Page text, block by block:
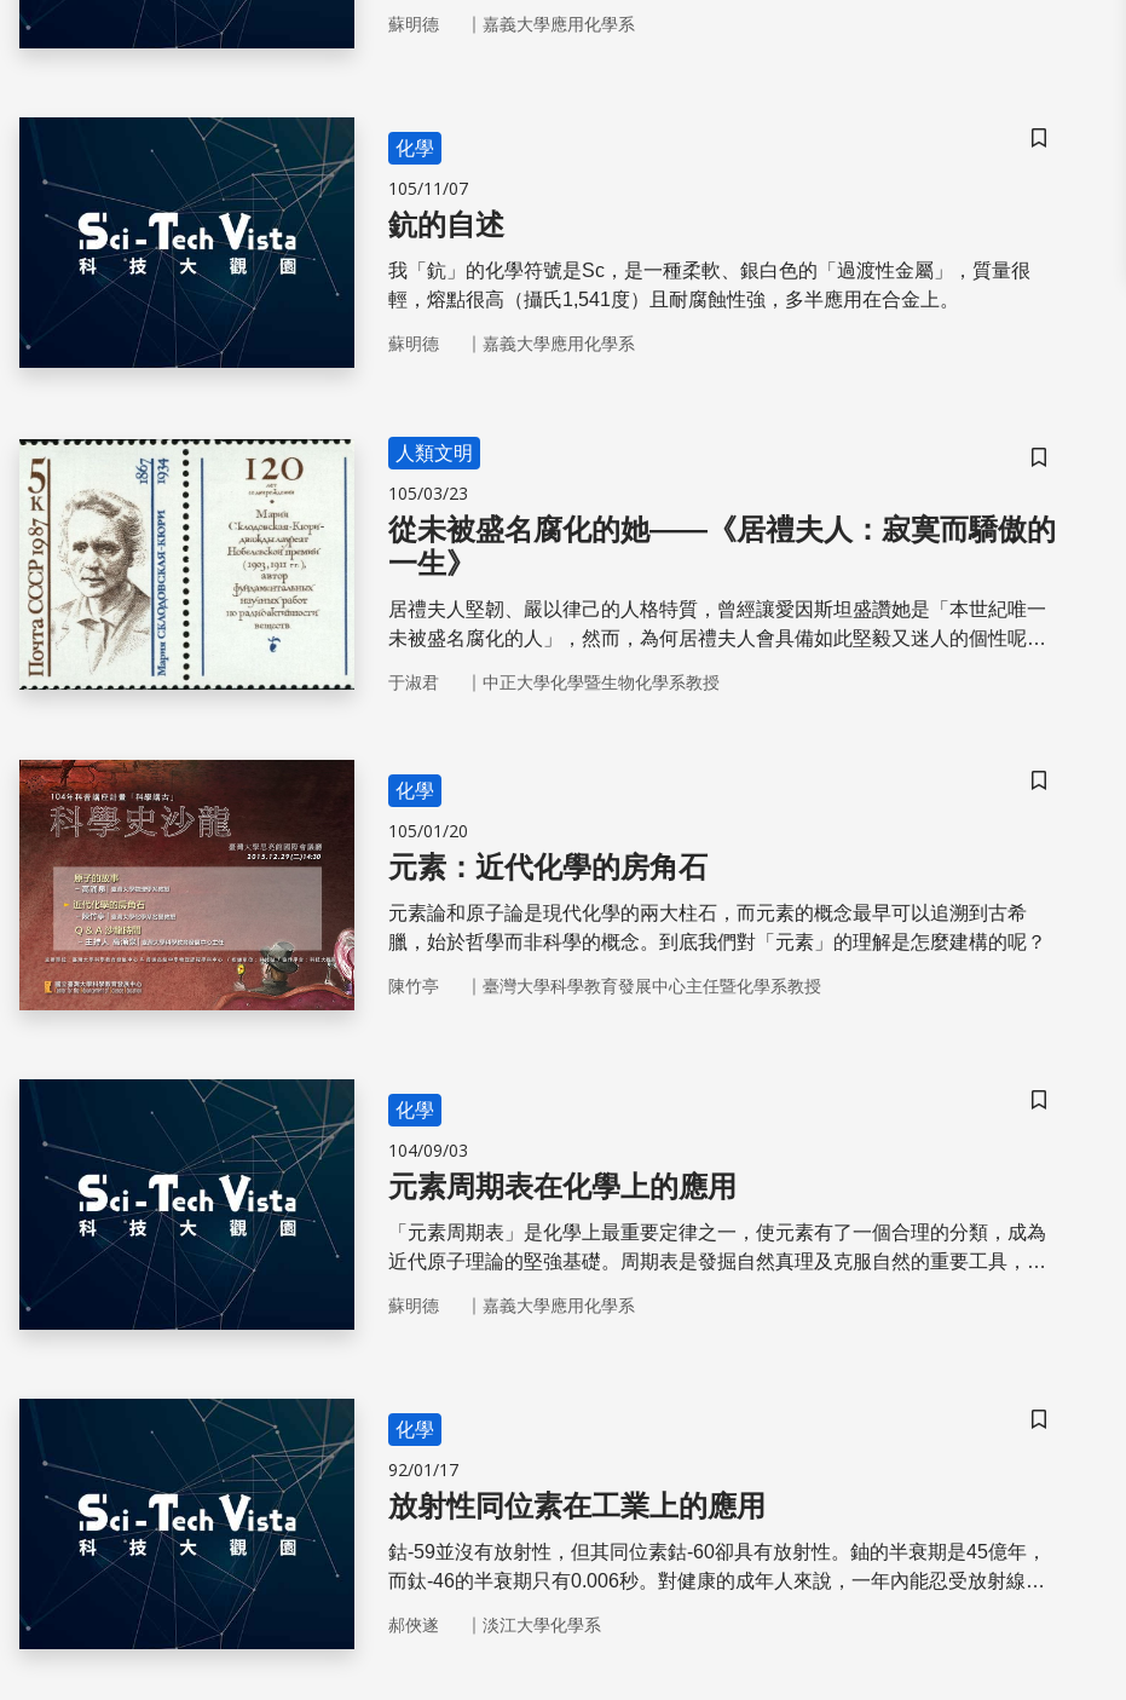
蘇明德 ｜ 嘉義大學應用化學系
儲存書籤
化學
105/11/07
鈧的自述
我「鈧」的化學符號是Sc，是一種柔軟、銀白色的「過渡性金屬」，質量很
輕，熔點很高（攝氏1,541度）且耐腐蝕性強，多半應用在合金上。
蘇明德 ｜ 嘉義大學應用化學系
儲存書籤
人類文明
105/03/23
從未被盛名腐化的她——《居禮夫人：寂寞而驕傲的
一生》
居禮夫人堅韌、嚴以律己的人格特質，曾經讓愛因斯坦盛讚她是「本世紀唯一
未被盛名腐化的人」，然而，為何居禮夫人會具備如此堅毅又迷人的個性呢？
的傳記故事，一窺這位偉大科學家艱苦卻又充滿生命力的精彩一生。
于淑君 ｜ 中正大學化學暨生物化學系教授
儲存書籤
化學
105/01/20
元素：近代化學的房角石
元素論和原子論是現代化學的兩大柱石，而元素的概念最早可以追溯到古希
臘，始於哲學而非科學的概念。到底我們對「元素」的理解是怎麼建構的呢？
陳竹亭 ｜ 臺灣大學科學教育發展中心主任暨化學系教授
儲存書籤
化學
104/09/03
元素周期表在化學上的應用
「元素周期表」是化學上最重要定律之一，使元素有了一個合理的分類，成為
近代原子理論的堅強基礎。周期表是發掘自然真理及克服自然的重要工具，使
蘇明德 ｜ 嘉義大學應用化學系
儲存書籤
化學
92/01/17
放射性同位素在工業上的應用
鈷-59並沒有放射性，但其同位素鈷-60卻具有放射性。鈾的半衰期是45億年，
而鈦-46的半衰期只有0.006秒。對健康的成年人來說，一年內能忍受放射線照
郝俠遂 ｜ 淡江大學化學系